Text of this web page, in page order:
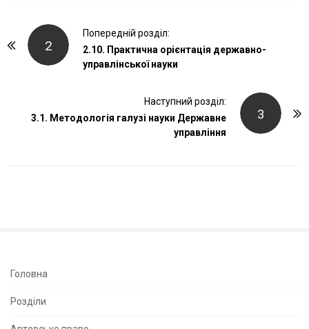
2
Попередній розділ:
2.10. Практична орієнтація державно-
управлінської науки
3
Наступний розділ:
3.1. Методологія галузі науки Державне
управління
S
Головна
Розділи